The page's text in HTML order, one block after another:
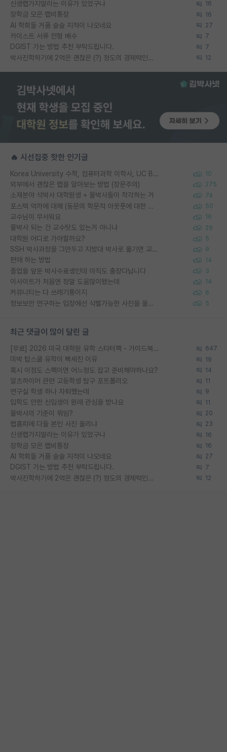
신생랩가지말라는 이유가 있었구나 16
장학금 모은 랩비통장 16
AI 학회들 거품 슬슬 지적이 나오네요 27
카이스트 서류 전형 배수 7
DGIST 가는 방법 추천 부탁드립니다. 7
박사진학하기에 2억은 괜찮은 (?) 정도의 경제력인가요 12
🔥 시선집중 핫한 인기글
Korea University 수학, 컴퓨터과학 이학사, UC Berkeley 산업공학 대학원 공학박사가 되는 것은 쉽지 않겠죠? 10
외부에서 괜찮은 랩을 알아보는 방법 (장문주의) 275
소재분야 석박사 대학원생 + 물박사들이 착각하는 거 74
포스텍 억까에 대해 (동문의 학문적 아웃풋에 대한 반박) 50
교수님이 무서워요 16
물박사 되는 건 교수탓도 있는거 아니냐 29
대학원 어디로 가야할까요? 5
SSH 박사과정을 그만두고 지방대 박사로 옮기면 교수의 꿈은 끝일까요? 9
편애 하는 방법 14
졸업을 앞둔 박사수료생인데 아직도 출장다닙니다 3
이사이트가 처음엔 정말 도움많이됐는데 14
커뮤니티는 다 쓰레기통이지 6
정보보안 연구하는 입장에선 식별가능한 사진을 올리는건 비추이긴함 5
최근 댓글이 많이 달린 글
[무료] 2026 미국 대학원 유학 스타터팩 - 가이드북 & 합격자 컨택메일 템플릿 647
미박 탑스쿨 유학이 빡세진 이유 19
혹시 이정도 스펙이면 어느정도 잡고 준비해야하나요? 14
알츠하이머 관련 고등학생 탐구 포트폴리오 11
연구실 학생 하나 자퇴했는데 9
입학도 안한 신입생이 원래 관심을 받나요 11
물박사의 기준이 뭐임? 20
랩홈피에 다들 본인 사진 올리냐 23
신생랩가지말라는 이유가 있었구나 16
장학금 모은 랩비통장 16
AI 학회들 거품 슬슬 지적이 나오네요 27
DGIST 가는 방법 추천 부탁드립니다. 7
박사진학하기에 2억은 괜찮은 (?) 정도의 경제력인가요 12